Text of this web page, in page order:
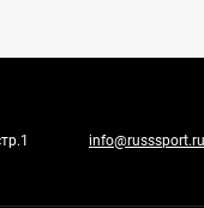
info@russsport.ru